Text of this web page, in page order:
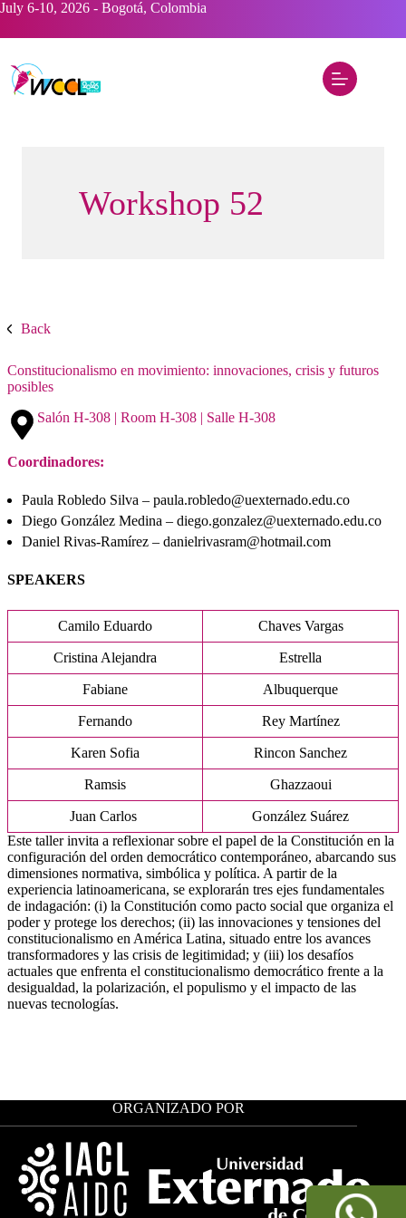
Saltar
contenido
July 6-10, 2026 - Bogotá, Colombia
Workshop 52
Back
Constitucionalismo en movimiento: innovaciones, crisis y futuros
posibles
Salón H-308 | Room H-308 | Salle H-308
Coordinadores:
Paula Robledo Silva – paula.robledo@uexternado.edu.co
Diego González Medina – diego.gonzalez@uexternado.edu.co
Daniel Rivas-Ramírez – danielrivasram@hotmail.com
SPEAKERS
Camilo Eduardo Chaves Vargas
Cristina Alejandra Estrella
Fabiane Albuquerque
Fernando Rey Martínez
Karen Sofia Rincon Sanchez
Ramsis Ghazzaoui
Juan Carlos
González Suárez
Este taller invita a reflexionar sobre el papel de la Constitución en la
configuración del orden democrático contemporáneo, abarcando sus
dimensiones normativa, simbólica y política. A partir de la
experiencia latinoamericana, se explorarán tres ejes fundamentales
de indagación: (i) la Constitución como pacto social que organiza el
poder y protege los derechos; (ii) las innovaciones y tensiones del
constitucionalismo en América Latina, situado entre los avances
transformadores y las crisis de legitimidad; y (iii) los desafíos
actuales que enfrenta el constitucionalismo democrático frente a la
desigualdad, la polarización, el populismo y el impacto de las
nuevas tecnologías.
ORGANIZADO POR